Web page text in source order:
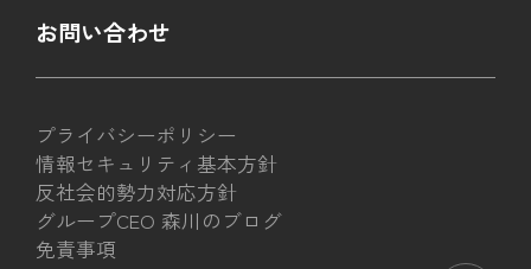
お問い合わせ
プライバシーポリシー
情報セキュリティ基本方針
反社会的勢力対応方針
グループCEO 森川のブログ
免責事項